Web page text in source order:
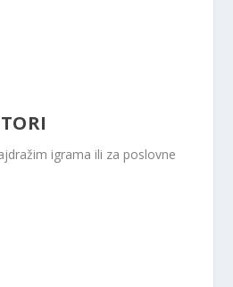
igrama ili za poslovne